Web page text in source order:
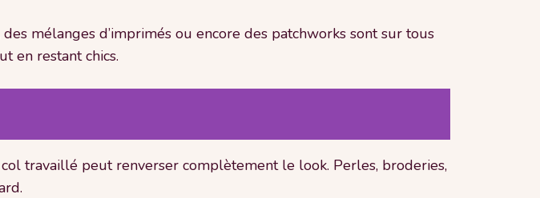
mélanges d’imprimés ou encore des patchworks sont sur tous
en restant chics.
travaillé peut renverser complètement le look. Perles, broderies,